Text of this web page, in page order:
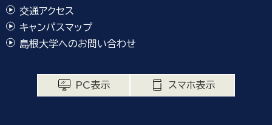
交通アクセス
キャンパスマップ
島根大学へのお問い合わせ
PC表示 スマホ表示